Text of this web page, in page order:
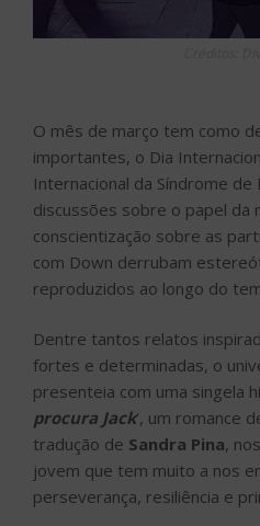
O mês de março tem como
importantes, o Dia
Internacional da Síndrome de
discussões sobre o papel da
conscientização sobre as
com Down derrubam
reproduzidos ao longo do
Dentre tantos relatos
fortes e determinadas, o
presenteia com uma singela
procura Jack‘, um romance
tradução de Sandra Pina,
jovem que tem muito a nos
perseverança, resiliência e